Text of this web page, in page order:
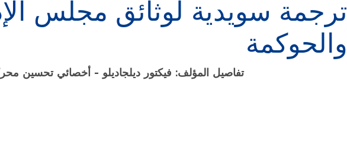
ترجمة سويدية لوثائق مجلس
والحوكمة
تفاصيل المؤلف: فيكتور ديلجاديلو - أخصائي تحسين